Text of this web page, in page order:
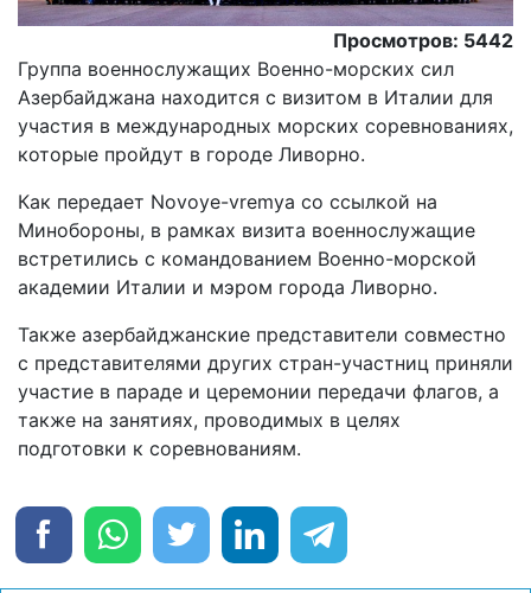
Просмотров: 5442
Группа военнослужащих Военно-морских сил
Азербайджана находится с визитом в Италии для
участия в международных морских соревнованиях,
которые пройдут в городе Ливорно.
Как передает Novoye-vremya со ссылкой на
Минобороны, в рамках визита военнослужащие
встретились с командованием Военно-морской
академии Италии и мэром города Ливорно.
Также азербайджанские представители совместно
с представителями других стран-участниц приняли
участие в параде и церемонии передачи флагов, а
также на занятиях, проводимых в целях
подготовки к соревнованиям.